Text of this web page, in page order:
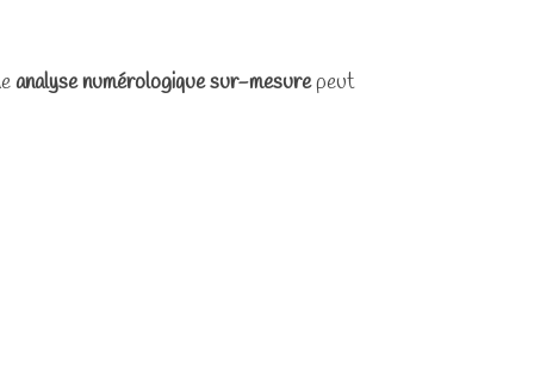
analyse numérologique sur-mesurepeut